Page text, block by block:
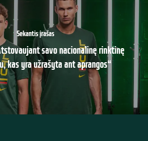
Sekantis įrašas
savo nacionalinę rinktinę
kas yra užrašyta ant aprangos“